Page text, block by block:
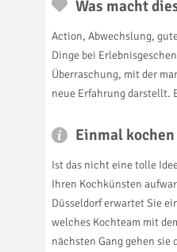
Was macht
Action, Abwechslung,
Dinge bei
Überraschung, mit der
neue Erfahrung darstellt.
Einmal
Ist das nicht eine tolle
Ihren Kochkünsten
Düsseldorf erwartet Sie
welches Kochteam mit
nächsten Gang gehen